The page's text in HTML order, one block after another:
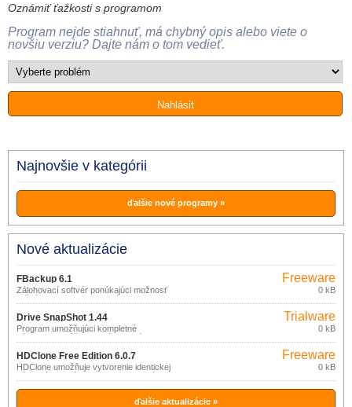
Oznámiť ťažkosti s programom
Program nejde stiahnuť, má chybný opis alebo viete o
novšiu verziu? Dajte nám o tom vedieť.
Najnovšie v kategórii
ďalšie nové programy »
Nové aktualizácie
FBackup 6.1
Zálohovací softvér ponúkajúci možnosť
ručného alebo automatického
zálohovania dôležitých dát na ľubovoľné
úložisko pripojené prostredníctvom
USB/Firewire alebo v sieti, v
komprimovanej podobe alebo formou
identickej kópie.
Freeware
0 kB
Drive SnapShot 1.44
Program umožňujúci kompletné
zálohovanie vášho systému a dát formou
obrazu (image) disku.
Trialware
0 kB
HDClone Free Edition 6.0.7
HDClone umožňuje vytvorenie identickej
kópie dát pevného disku na inom médiu
(IDE/ATA/SATA, SCSI a USB disk), na
fyzickej úrovni.
Freeware
0 kB
ďalšie aktualizácie »